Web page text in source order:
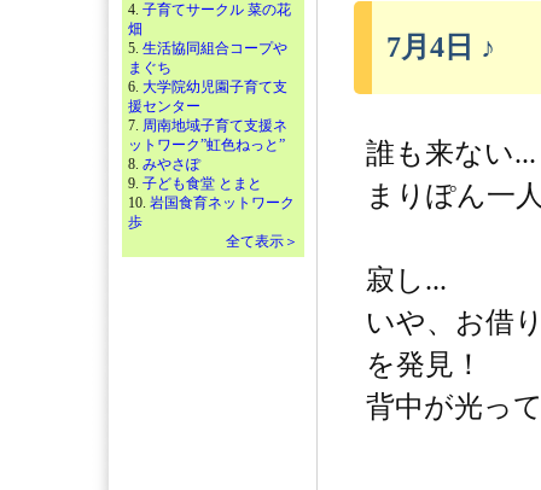
4. 子育てサークル 菜の花
畑
5. 生活協同組合コープや
まぐち
6. 大学院幼児園子育て支
援センター
7. 周南地域子育て支援ネ
ットワーク”虹色ねっと”
8. みやさぽ
9. 子ども食堂 とまと
10. 岩国食育ネットワーク
歩
全て表示＞
7月4日 ♪
誰も来ない...
まりぽん一
寂し...
いや、お借
を発見！
背中が光っ